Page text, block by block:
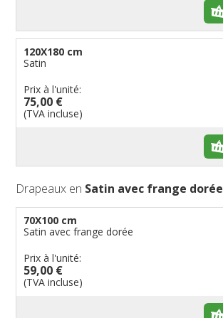
120X180 cm
Satin
Prix à l'unité:
75,00 €
(TVA incluse)
Drapeaux en Satin avec frange dorée
70X100 cm
Satin avec frange dorée
Prix à l'unité:
59,00 €
(TVA incluse)